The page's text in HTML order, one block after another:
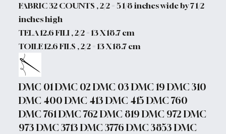
FABRIC 32 COUNTS , 2/2 = 5 1/8 inches wide by 7 1/2
inches high
TELA 12.6 FILI , 2/2 = 13 X 18.7 cm
TOILE 12.6 FILS , 2/2 = 13 X 18.7 cm
DMC 01 DMC 02 DMC 03 DMC 19 DMC 310
DMC 400 DMC 413 DMC 415 DMC 760
DMC 761 DMC 762 DMC 819 DMC 972 DMC
973 DMC 3713 DMC 3776 DMC 3853 DMC